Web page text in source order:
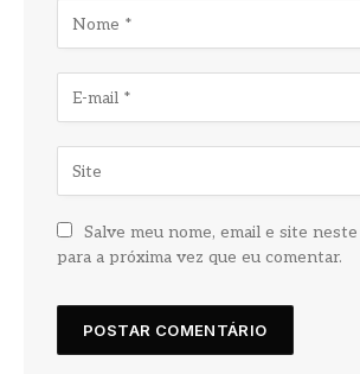
Salve meu nome, email e site
para a próxima vez que eu comentar.